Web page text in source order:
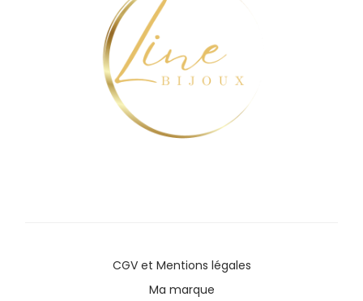
CGVet Mentions légales
Ma marque